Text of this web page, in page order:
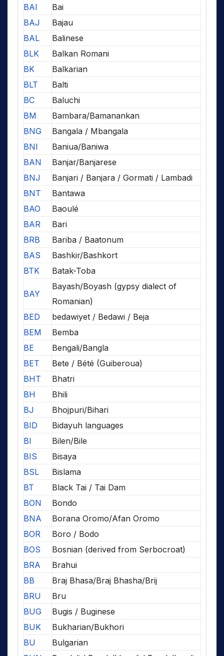
BAI
Bai
BAJ
Bajau
BAL
Balinese
BLK
Balkan Romani
BK
Balkarian
BLT
Balti
BC
Baluchi
BM
Bambara/Bamanankan
BNG
Bangala / Mbangala
BNI
Baniua/Baniwa
BAN
Banjar/Banjarese
BNJ
Banjari / Banjara / Gormati / Lambadi
BNT
Bantawa
BAO
Baoulé
BAR
Bari
BRB
Bariba / Baatonum
BAS
Bashkir/Bashkort
BTK
Batak-Toba
BAY
Bayash/Boyash (gypsy dialect of
Romanian)
BED
bedawiyet / Bedawi / Beja
BEM
Bemba
BE
Bengali/Bangla
BET
Bete / Bété (Guiberoua)
BHT
Bhatri
BH
Bhili
BJ
Bhojpuri/Bihari
BID
Bidayuh languages
BI
Bilen/Bile
BIS
Bisaya
BSL
Bislama
BT
Black Tai / Tai Dam
BON
Bondo
BNA
Borana Oromo/Afan Oromo
BOR
Boro / Bodo
BOS
Bosnian (derived from Serbocroat)
BRA
Brahui
BB
Braj Bhasa/Braj Bhasha/Brij
BRU
Bru
BUG
Bugis / Buginese
BUK
Bukharian/Bukhori
BU
Bulgarian